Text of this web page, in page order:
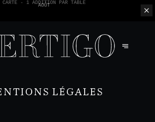
PAS LES PAIEMENTS EN ESPÈCE - SEULEMENT PAR
LÉGALES